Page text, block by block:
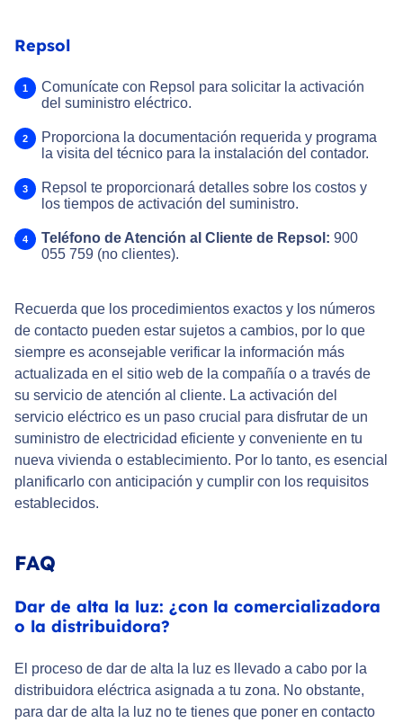
Repsol
Comunícate con Repsol para solicitar la activación
del suministro eléctrico.
Proporciona la documentación requerida y programa
la visita del técnico para la instalación del contador.
Repsol te proporcionará detalles sobre los costos y
los tiempos de activación del suministro.
Teléfono de Atención al Cliente de Repsol: 900
055 759 (no clientes).
Recuerda que los procedimientos exactos y los números
de contacto pueden estar sujetos a cambios, por lo que
siempre es aconsejable verificar la información más
actualizada en el sitio web de la compañía o a través de
su servicio de atención al cliente. La activación del
servicio eléctrico es un paso crucial para disfrutar de un
suministro de electricidad eficiente y conveniente en tu
nueva vivienda o establecimiento. Por lo tanto, es esencial
planificarlo con anticipación y cumplir con los requisitos
establecidos.
FAQ
Dar de alta la luz: ¿con la comercializadora
o la distribuidora?
El proceso de dar de alta la luz es llevado a cabo por la
distribuidora eléctrica asignada a tu zona. No obstante,
para dar de alta la luz no te tienes que poner en contacto